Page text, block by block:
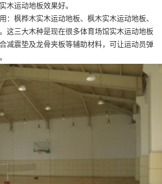
木运动地板效果好。
：枫桦木实木运动地板、枫木实木运动地板、
。这三大木种是现在很多体育场馆实木运动地板
减震垫及龙骨夹板等辅助材料，可让运动员弹